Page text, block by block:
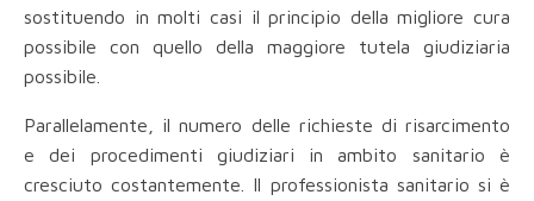
sostituendo in molti casi il principio della migliore cura
possibile con quello della maggiore tutela giudiziaria
possibile.
Parallelamente, il numero delle richieste di risarcimento
e dei procedimenti giudiziari in ambito sanitario è
cresciuto costantemente. Il professionista sanitario si è